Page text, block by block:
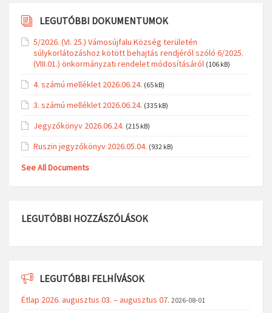
LEGUTÓBBI DOKUMENTUMOK
5/2026. (VI. 25.) Vámosújfalu Község területén
súlykorlátozáshoz kötött behajtás rendjéről szóló 6/2025.
(VIII.01.) önkormányzati rendelet módosításáról (106 kB)
4. számú melléklet 2026.06.24. (65 kB)
3. számú melléklet 2026.06.24. (335 kB)
Jegyzőkönyv 2026.06.24. (215 kB)
Ruszin jegyzőkönyv 2026.05.04. (932 kB)
See All Documents
LEGUTÓBBI HOZZÁSZÓLÁSOK
LEGUTÓBBI FELHÍVÁSOK
Étlap 2026. augusztus 03. – augusztus 07. 2026-08-01